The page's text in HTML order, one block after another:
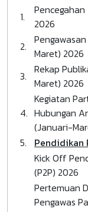
1.
2026
2. Maret) 2026
3. Rekap
Maret) 2026
4.
Kegiatan
Hubungan
(Januari-
5.
Pendidikan
Kick Off
(P2P) 2026
Pertemuan
Pengawas